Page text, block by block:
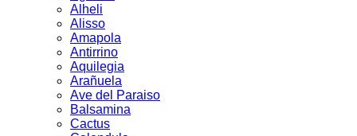
Alheli
Alisso
Amapola
Antirrino
Aquilegia
Arañuela
Ave del Paraiso
Balsamina
Cactus